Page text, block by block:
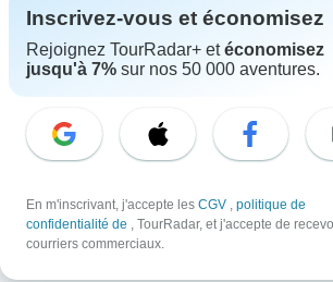
Mentions légales
Politique de
Conditions générales d'utilisation
Inscrivez-vous et économisez
Rejoignez TourRadar+ etéconomisez
jusqu'à 7% sur nos 50 000 aventures.
En m'inscrivant, j'accepte les CGV , politique de
confidentialité de , TourRadar, et j'accepte de
courriers commerciaux.